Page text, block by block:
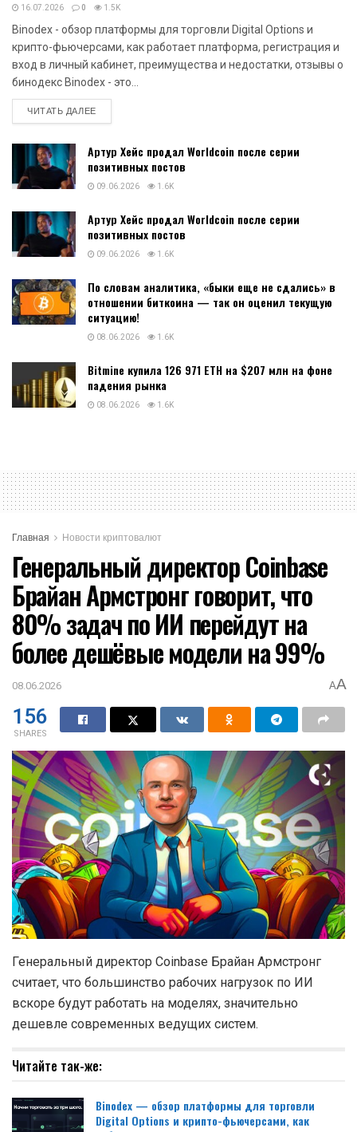
16.07.2026 0 1.5K
Binodex - обзор платформы для торговли Digital Options и
крипто-фьючерсами, как работает платформа, регистрация и
вход в личный кабинет, преимущества и недостатки, отзывы о
бинодекс Binodex - это...
ЧИТАТЬ ДАЛЕЕDETAILS
Артур Хейс продал Worldcoin после серии
позитивных постов
09.06.2026 1.6K
Артур Хейс продал Worldcoin после серии
позитивных постов
09.06.2026 1.6K
По словам аналитика, «быки еще не сдались» в
отношении биткоина — так он оценил текущую
ситуацию!
08.06.2026 1.6K
Bitmine купила 126 971 ETH на $207 млн на фоне
падения рынка
08.06.2026 1.6K
Главная Новости криптовалют
Генеральный директор Coinbase
Брайан Армстронг говорит, что
80% задач по ИИ перейдут на
более дешёвые модели на 99%
08.06.2026 AA
156
SHARES
Генеральный директор Coinbase Брайан Армстронг
считает, что большинство рабочих нагрузок по ИИ
вскоре будут работать на моделях, значительно
дешевле современных ведущих систем.
Читайте так-же:
Binodex — обзор платформы для торговли
Digital Options и крипто-фьючерсами, как